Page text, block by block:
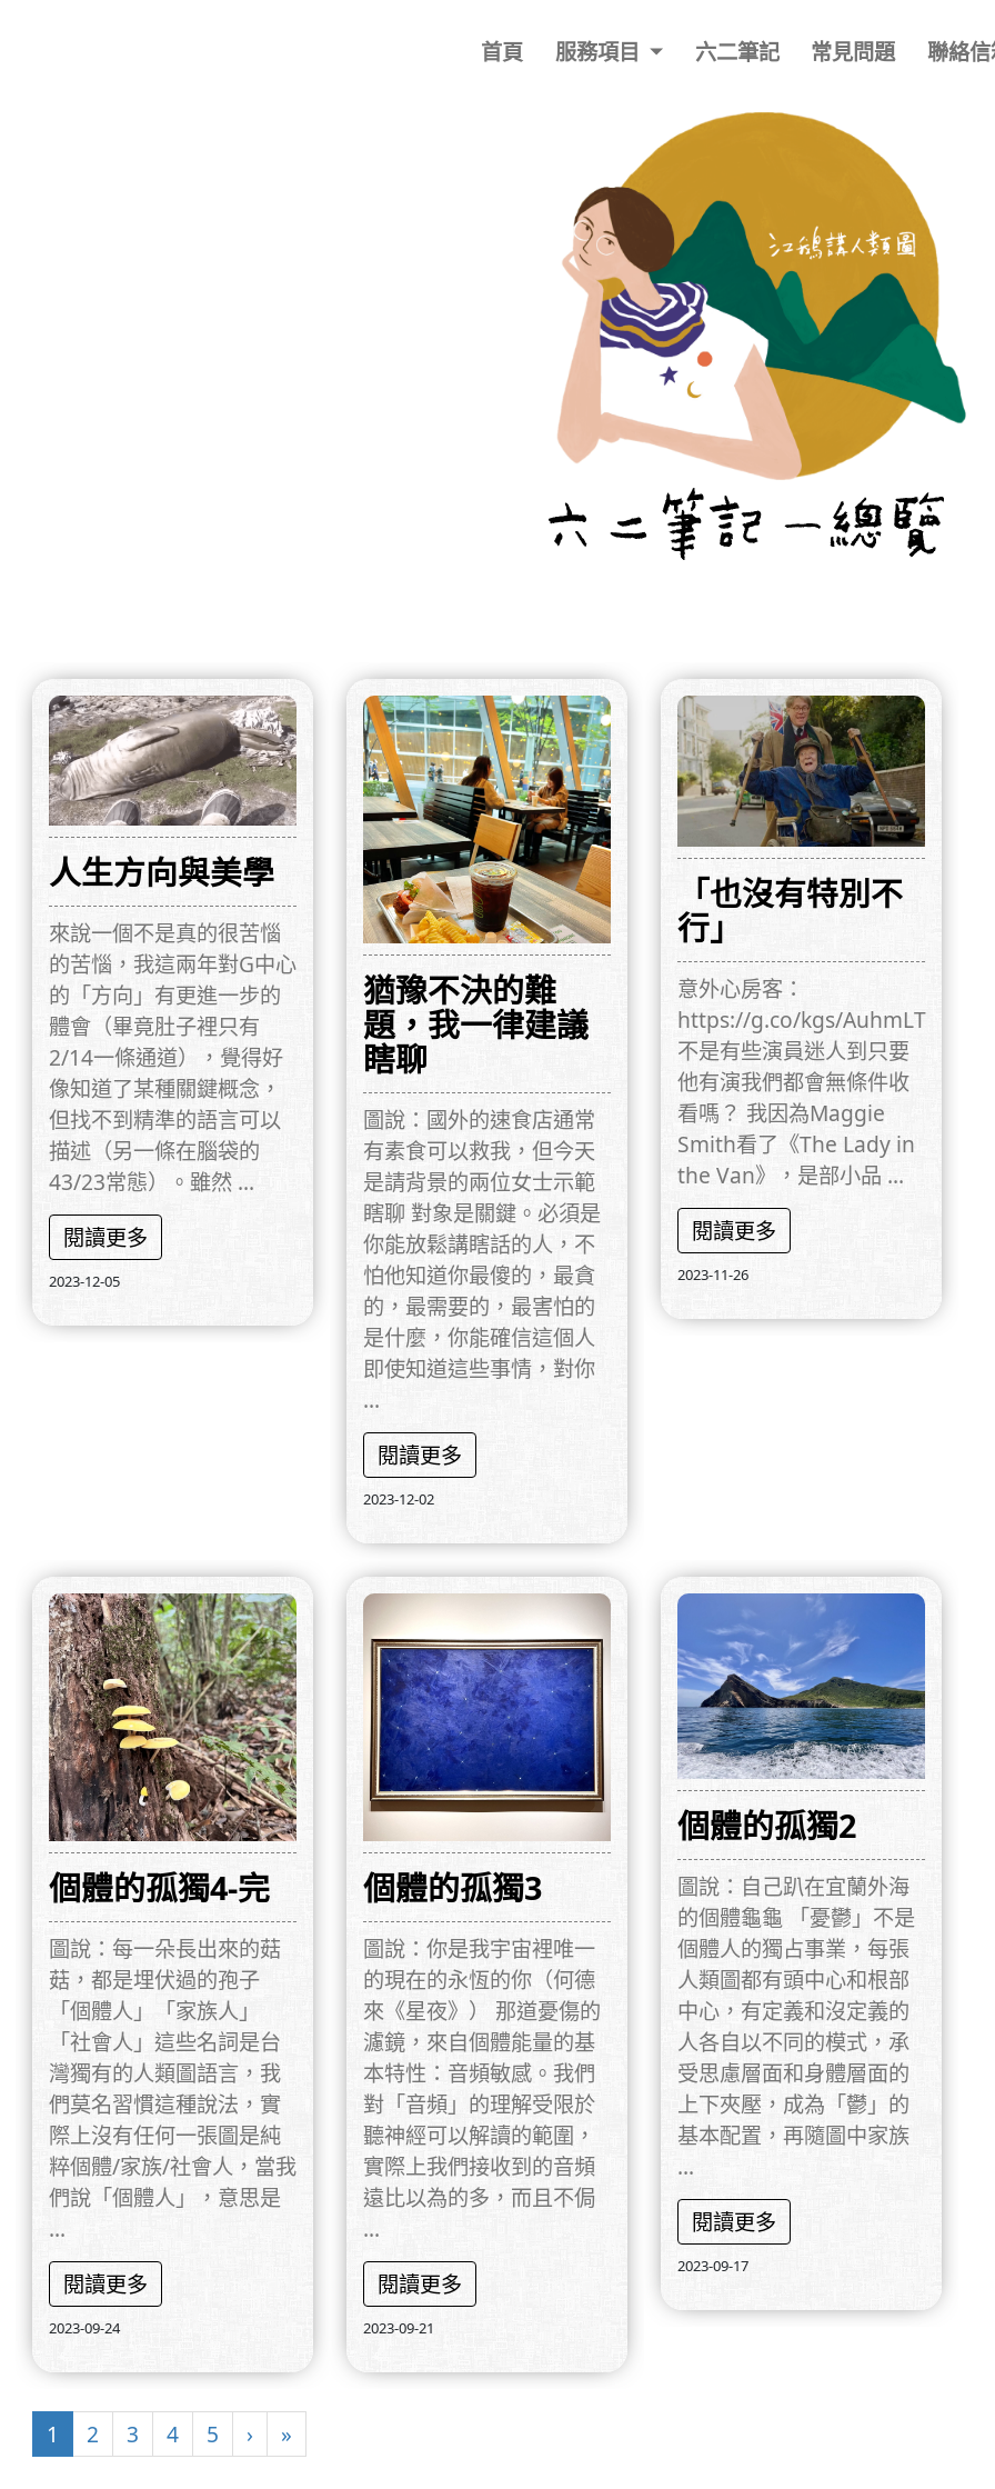
首頁 服務項目 六二筆記 常見問題 聯絡
人生方向與美學
來說一個不是真的很苦惱
的苦惱，我這兩年對G中心
的「方向」有更進一步的
體會（畢竟肚子裡只有
2/14一條通道），覺得好
像知道了某種關鍵概念，
但找不到精準的語言可以
描述（另一條在腦袋的
43/23常態）。雖然 ...
閱讀更多
2023-12-05
猶豫不決的難
題，我一律建議
瞎聊
圖說：國外的速食店通常
有素食可以救我，但今天
是請背景的兩位女士示範
瞎聊 對象是關鍵。必須是
你能放鬆講瞎話的人，不
怕他知道你最傻的，最貪
的，最需要的，最害怕的
是什麼，你能確信這個人
即使知道這些事情，對你
...
閱讀更多
2023-12-02
「也沒有特別不
行」
意外心房客：
https://g.co/kgs/AuhmLT
不是有些演員迷人到只要
他有演我們都會無條件收
看嗎？ 我因為Maggie
Smith看了《The Lady in
the Van》，是部小品 ...
閱讀更多
2023-11-26
個體的孤獨4-完
圖說：每一朵長出來的菇
菇，都是埋伏過的孢子
「個體人」「家族人」
「社會人」這些名詞是台
灣獨有的人類圖語言，我
們莫名習慣這種說法，實
際上沒有任何一張圖是純
粹個體/家族/社會人，當我
們說「個體人」，意思是
...
閱讀更多
2023-09-24
個體的孤獨3
圖說：你是我宇宙裡唯一
的現在的永恆的你（何德
來《星夜》） 那道憂傷的
濾鏡，來自個體能量的基
本特性：音頻敏感。我們
對「音頻」的理解受限於
聽神經可以解讀的範圍，
實際上我們接收到的音頻
遠比以為的多，而且不侷
...
閱讀更多
2023-09-21
個體的孤獨2
圖說：自己趴在宜蘭外海
的個體龜龜 「憂鬱」不是
個體人的獨占事業，每張
人類圖都有頭中心和根部
中心，有定義和沒定義的
人各自以不同的模式，承
受思慮層面和身體層面的
上下夾壓，成為「鬱」的
基本配置，再隨圖中家族
...
閱讀更多
2023-09-17
1 2 3 4 5 › »